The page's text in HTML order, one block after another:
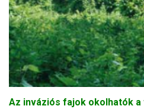
Az inváziós fajok okolhatók a